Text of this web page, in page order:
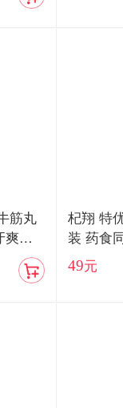
筋丸
爽口
杞翔 特
装 药食
49元